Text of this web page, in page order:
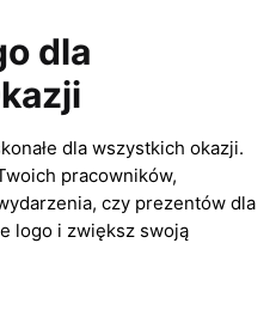
dla
dla wszystkich okazji.
pracowników,
czy prezentów dla
logo i zwiększ swoją